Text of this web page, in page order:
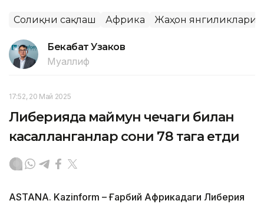
Соғлиқни сақлаш Африка Жаҳон янгиликлари
Бекабат Узаков
Муаллиф
17:52, 20 Май 2025
Либерияда маймун чечаги билан
касалланганлар сони 78 тага етди
ASTANA. Kazinform – Ғарбий Африкадаги Либерия